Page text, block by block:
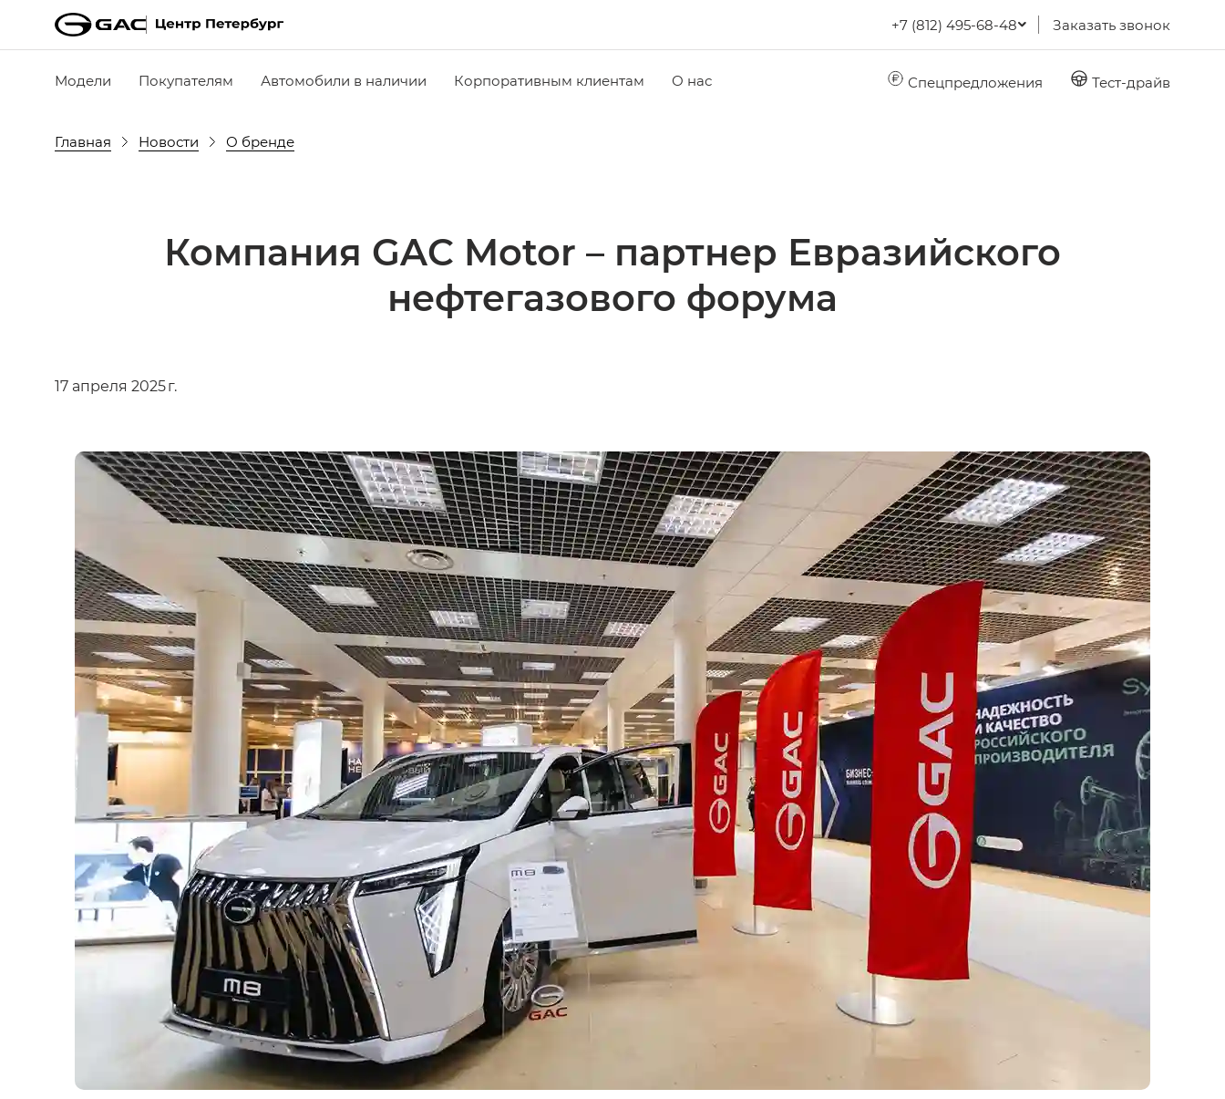
+7 (812) 495-68-48 Заказать звонок
Модели Покупателям Автомобили в наличии Корпоративным клиентам О нас Спецпредложения Тест-драйв
Главная Новости О бренде
Компания GAC Motor – партнер Евразийского
нефтегазового форума
17 апреля 2025 г.